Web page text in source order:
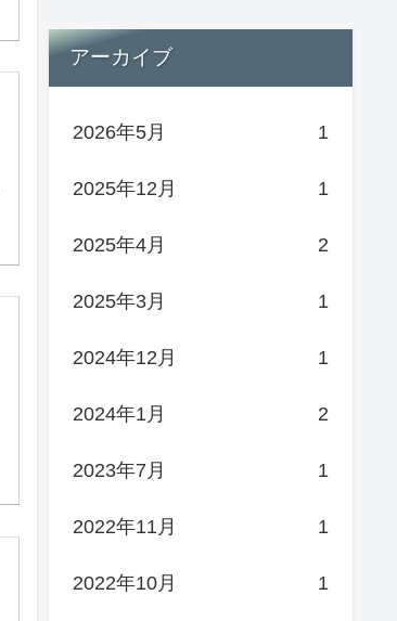
アーカイブ
2026年5月 1
2025年12月 1
2025年4月 2
2025年3月 1
2024年12月 1
2024年1月 2
2023年7月 1
2022年11月 1
2022年10月 1